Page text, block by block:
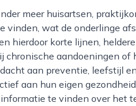
vinden, wat de onderlinge
hierdoor korte lijnen,
chronische aandoeningen of
aan preventie, leefstijl
aan hun eigen
te vinden over het